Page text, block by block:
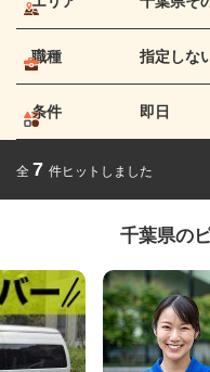
職種 指定しな
条件 即日
全 7 件ヒットしました
千葉県の